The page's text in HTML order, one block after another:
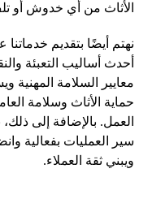
الأثاث من أي خدوش أو
نهتم أيضًا بتقديم
أحدث أساليب التعبئة
معايير السلامة المهنية
حماية الأثاث وسلامة
العمل. بالإضافة إلى
سير العمليات بفعالية
ويبني ثقة العملاء.